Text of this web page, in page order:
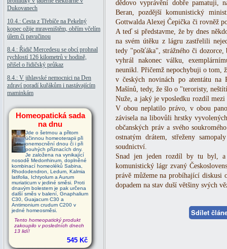
Dukovanech
10.4.: Cesta z Třebíče na Pekelný
kopec ožije mraveništěm, obřím včelím
úlem či pavučinou
8.4.: Řidič Mercedesu se obcí prohnal
rychlostí 126 kilometrů v hodině,
přišel o řidičský průkaz
8.4.: V jihlavské nemocnici na Den
zdraví poradí kuřákům i nastávajícím
maminkám
Homeopatická sada
na dnu
Jde o šetrnou a přitom
účinnou homeoterapii při
onemocnění dnou či i při
pouhých příznacích dny.
Je založena na vynikající
nosodě Medorrhinum, doplněné
kombinací homeoléků Sabina,
Rhododendron, Ledum, Kalmia
latifolia, Ichtyolum a Aurum
muriaticum v jediné směsi. Proti
dnavým bolestem je pak určena
další směs v balení, Gnaphalium
C30, Guajacum C30 a
Antimonium crudum C200 v
jedné homeosměsi.
Tento homeopatický produkt
zakoupilo v posledních dnech
13 lidí!
545 Kč
dědovo vyprávění dobře pamatuji,
Beran, pozdější komunistický
Gottwalda Alexej Čepička či rovněž
A teď si představme, že by dnes
na svém útěku z lágru zastřelili
tedy "pošťáka", strážného či
vyhrál nakonec válku,
neunikl. Přičemž nepochybuji o tom,
v českých novinách po atentátu na
Mašínů, tedy, že šlo o "teroristy,
Nuže, a jaký je vposledku rozdíl mezi
V obou neplatilo právo, v obou
závisela na libovůli hrstky
občanských práv a svého
ostnatým drátem, střeženy
soudnictví.
Snad jen jeden rozdíl by tu byl, a
komunistický lágr zvaný
právě můžeme na probíhající diskusi
dopadem na stav duší většiny svých
Sdílet